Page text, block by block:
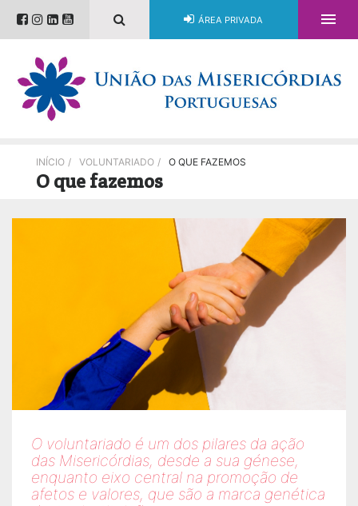
ÁREA PRIVADA 
INÍCIO / VOLUNTARIADO / O QUE FAZEMOS
O que fazemos
O voluntariado é um dos pilares da ação
das Misericórdias, desde a sua génese,
enquanto eixo central na promoção de
afetos e valores, que são a marca genética